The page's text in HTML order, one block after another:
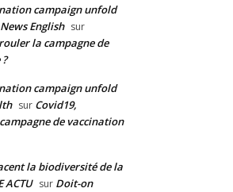
campaign unfold
English sur
la campagne de
campaign unfold
sur Covid19,
de vaccination
la biodiversité de la
ACTU sur Doit-on